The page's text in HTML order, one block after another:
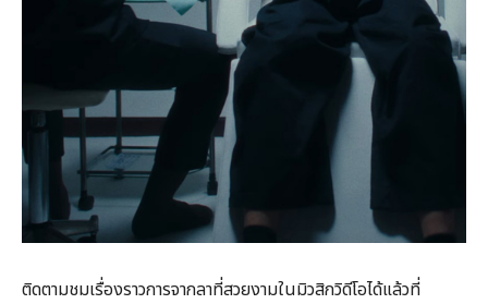
ติดตามชมเรื่องราวการจากลาที่สวยงามในมิวสิกวิดีโอได้แล้วที่